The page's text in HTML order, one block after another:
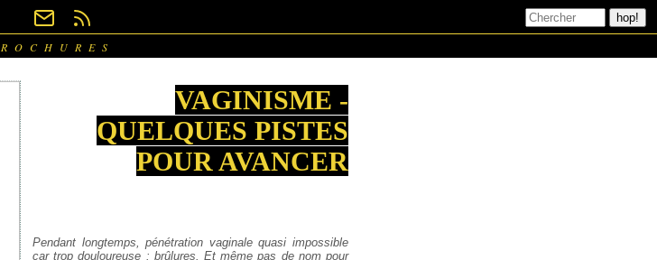
VAGINISME -
QUELQUES PISTES
POUR AVANCER
Pendant longtemps, pénétration vaginale quasi impossible
car trop douloureuse : brûlures. Et même pas de nom pour